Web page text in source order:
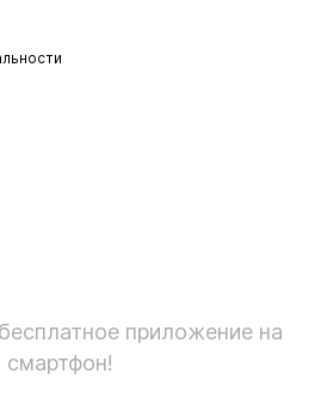
приложение на
смартфон!